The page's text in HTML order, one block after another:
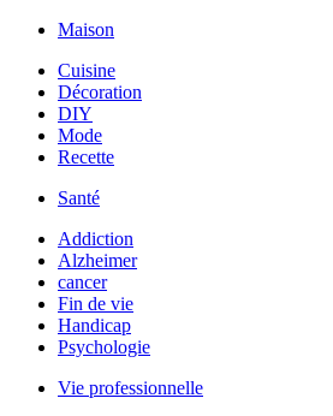
Maison
Cuisine
Décoration
DIY
Mode
Recette
Santé
Addiction
Alzheimer
cancer
Fin de vie
Handicap
Psychologie
Vie professionnelle